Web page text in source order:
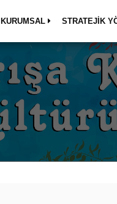
KURUMSAL STRATEJİK